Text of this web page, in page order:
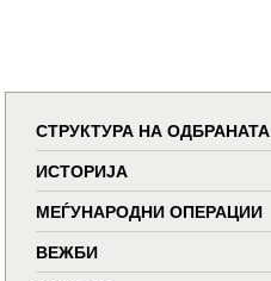
СТРУКТУРА НА ОДБРАНАТА
ИСТОРИЈА
МЕЃУНАРОДНИ ОПЕРАЦИИ
ВЕЖБИ